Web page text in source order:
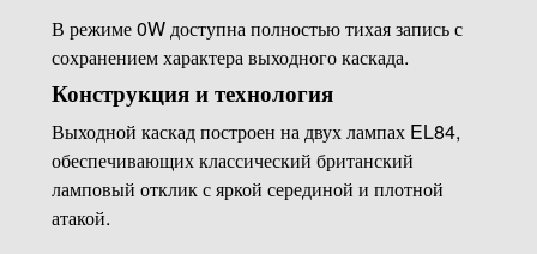
В режиме 0W доступна полностью тихая запись с
сохранением характера выходного каскада.
Конструкция и технология
Выходной каскад построен на двух лампах EL84,
обеспечивающих классический британский
ламповый отклик с яркой серединой и плотной
атакой.